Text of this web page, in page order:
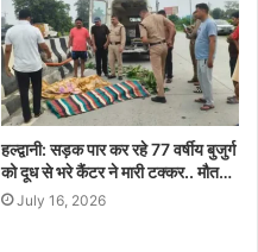
हल्द्वानी: सड़क पार कर रहे 77 वर्षीय बुजुर्ग
को दूध से भरे कैंटर ने मारी टक्कर.. मौत…
July 16, 2026